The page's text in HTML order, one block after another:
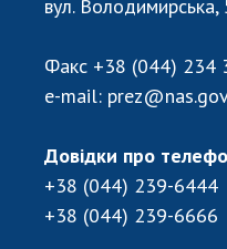
Відкрита наука в
Робота з молоддю
МІЖНАРОДНЕ
Членство в
Міжнародні угоди
вул. Володимирська,
Факс +38 (044) 234
e-mail:
Довідки про
+38 (044) 239-6444
+38 (044) 239-6666